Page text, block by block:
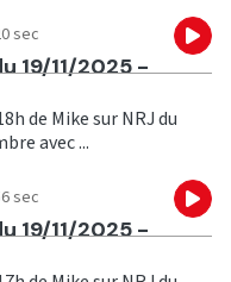
sec
19/11/2025 -
de Mike sur NRJ du
avec ...
sec
19/11/2025 -